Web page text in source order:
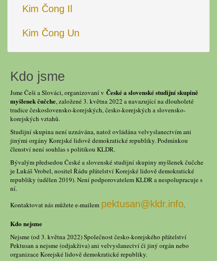
Kim Čong Il
Kim Čong Un
Kdo jsme
Jsme Češi a Slováci, organizovaní v České a slovenské studijní skupině
myšlenek čučche, založené 3. května 2022 a navazující na dlouholeté
tradice československo-korejských, česko-korejských a slovensko-
korejských vztahů.
Studijní skupina není uznávána, natož ovládána velvyslanectvím ani
jinými orgány Korejské lidově demokratické republiky. Podmínkou
členství není souhlas s politikou KLDR.
Bývalým předsedou České a slovenské studijní skupiny myšlenek čučche
je Lukáš Vrobel, nositel Řádu přátelství Korejské lidově demokratické
republiky (udělen 2019). Není podporovatelem KLDR a nespolupracuje s
ní.
Kontaktovat nás můžete e-mailem pektusan@kldr.info.
Kdo nejsme
Nejsme (od 3. května 2022) Společnost česko-korejského přátelství
Pektusan a nejsme (odjakživa) ani velvyslanectví či jiný orgán nebo
organizace Korejské lidově demokratické republiky.